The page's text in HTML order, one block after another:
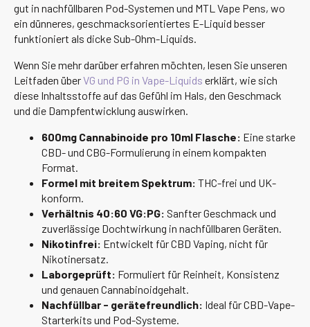
gut in nachfüllbaren Pod-Systemen und MTL Vape Pens, wo
ein dünneres, geschmacksorientiertes E-Liquid besser
funktioniert als dicke Sub-Ohm-Liquids.
Wenn Sie mehr darüber erfahren möchten, lesen Sie unseren
Leitfaden überVG und PG in Vape-Liquids erklärt, wie sich
diese Inhaltsstoffe auf das Gefühl im Hals, den Geschmack
und die Dampfentwicklung auswirken.
600mg Cannabinoide pro 10ml Flasche: Eine starke
CBD- und CBG-Formulierung in einem kompakten
Format.
Formel mit breitem Spektrum: THC-frei und UK-
konform.
Verhältnis 40:60 VG:PG: Sanfter Geschmack und
zuverlässige Dochtwirkung in nachfüllbaren Geräten.
Nikotinfrei: Entwickelt für CBD Vaping, nicht für
Nikotinersatz.
Laborgeprüft: Formuliert für Reinheit, Konsistenz
und genauen Cannabinoidgehalt.
Nachfüllbar - gerätefreundlich: Ideal für CBD-Vape-
Starterkits und Pod-Systeme.